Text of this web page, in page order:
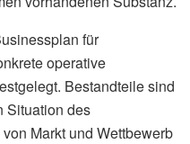
für
operative
Bestandteile sind
Situation des
Markt und Wettbewerb